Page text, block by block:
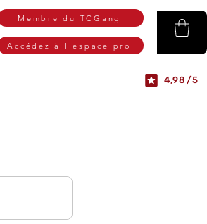
Membre du TCGang
Accédez à l'espace pro
4,98/5